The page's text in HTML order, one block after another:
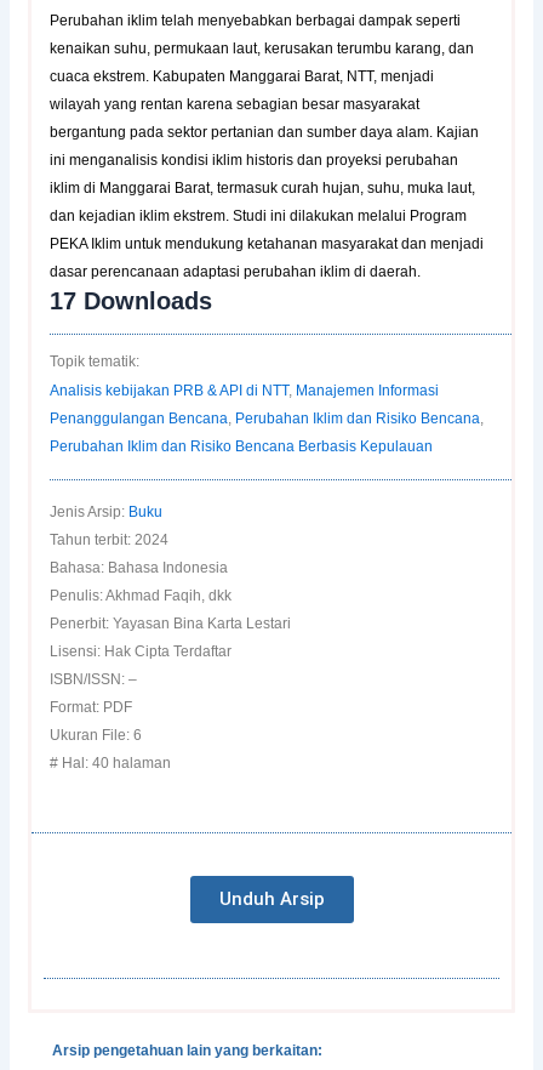
Perubahan iklim telah menyebabkan berbagai dampak seperti
kenaikan suhu, permukaan laut, kerusakan terumbu karang, dan
cuaca ekstrem. Kabupaten Manggarai Barat, NTT, menjadi
wilayah yang rentan karena sebagian besar masyarakat
bergantung pada sektor pertanian dan sumber daya alam. Kajian
ini menganalisis kondisi iklim historis dan proyeksi perubahan
iklim di Manggarai Barat, termasuk curah hujan, suhu, muka laut,
dan kejadian iklim ekstrem. Studi ini dilakukan melalui Program
PEKA Iklim untuk mendukung ketahanan masyarakat dan menjadi
dasar perencanaan adaptasi perubahan iklim di daerah.
17 Downloads
Topik tematik:
Analisis kebijakan PRB & API di NTT, Manajemen Informasi
Penanggulangan Bencana, Perubahan Iklim dan Risiko Bencana,
Perubahan Iklim dan Risiko Bencana Berbasis Kepulauan
Jenis Arsip: Buku
Tahun terbit: 2024
Bahasa: Bahasa Indonesia
Penulis: Akhmad Faqih, dkk
Penerbit: Yayasan Bina Karta Lestari
Lisensi: Hak Cipta Terdaftar
ISBN/ISSN: –
Format: PDF
Ukuran File: 6
# Hal: 40 halaman
Unduh Arsip
Arsip pengetahuan lain yang berkaitan: